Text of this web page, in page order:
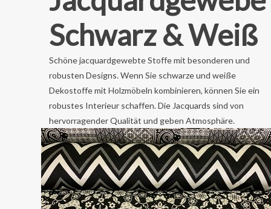
Schwarz & Weiß
Schöne jacquardgewebte Stoffe mit besonderen und
robusten Designs. Wenn Sie schwarze und weiße
Dekostoffe mit Holzmöbeln kombinieren, können Sie ein
robustes Interieur schaffen. Die Jacquards sind von
hervorragender Qualität und geben Atmosphäre.